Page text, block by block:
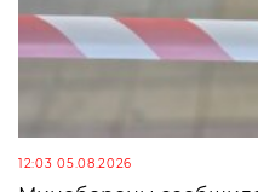
12:03 05.08.2026